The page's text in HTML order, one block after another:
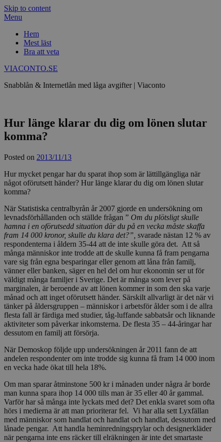
Skip to content
Menu
Hem
Mest läst
Bra att veta
VIACONTO.SE
Snabblån & Internetlån med låga avgifter | Viaconto
Hur länge klarar du dig om lönen slutar
komma?
Posted on 2013/11/13
Hur mycket pengar har du sparat ihop som är lättillgängliga när
något oförutsett händer? Hur länge klarar du dig om lönen slutar
komma?
När Statistiska centralbyrån år 2007 gjorde en undersökning om
levnadsförhållanden och ställde frågan ” Om du plötsligt skulle
hamna i en oförutsedd situation där du på en vecka måste skaffa
fram 14 000 kronor, skulle du klara det?” svarade nästan 12 % av
respondenterna i åldern 35-44 att de inte skulle göra det. Att så
många människor inte trodde att de skulle kunna få fram pengarna
vare sig från egna besparingar eller genom att låna från familj,
vänner eller banken, säger en hel del om hur ekonomin ser ut för
väldigt många familjer i Sverige. Det är många som lever på
marginalen, är beroende av att lönen kommer in som den ska varje
månad och att inget oförutsett händer. Särskilt allvarligt är det när vi
tänker på åldersgruppen – människor i arbetsför ålder som i de allra
flesta fall är färdiga med studier, tåg-luffande sabbatsår och liknande
aktiviteter som påverkar inkomsterna. De flesta 35 – 44-åringar har
dessutom en familj att försörja.
När Demoskop följde upp undersökningen år 2011 fann de att
andelen respondenter om inte trodde sig kunna få fram 14 000 inom
en vecka hade ökat till hela 18%.
Om man sparar åtminstone 500 kr i månaden under några år borde
man kunna spara ihop 14 000 tills man är 35 eller 40 år gammal.
Varför har så många inte lyckats med det? Det enkla svaret som ofta
hörs i medierna är att man prioriterar fel. Vi har alla sett Lyxfällan
med människor som handlat och handlat och handlat, dessutom med
lånade pengar. Att handla heminredningsprylar och designerkläder
när pengarna inte ens räcker till elräkningen är inte det smartaste